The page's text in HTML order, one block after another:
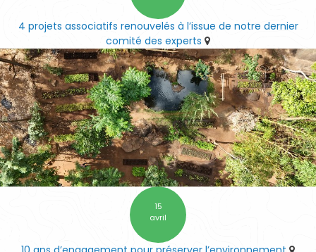
4 projets associatifs renouvelés à l’issue de notre dernier
comité des experts
15
avril